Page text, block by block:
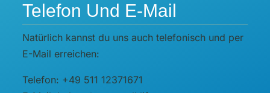
Telefon Und E-Mail
Natürlich kannst du uns auch telefonisch und per
E-Mail erreichen:
Telefon: +49 511 12371671